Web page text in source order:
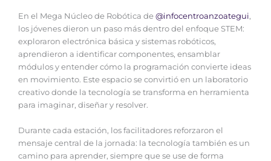
‎En el Mega Núcleo de Robótica de @infocentroanzoategui,
los jóvenes dieron un paso más dentro del enfoque STEM:
exploraron electrónica básica y sistemas robóticos,
aprendieron a identificar componentes, ensamblar
módulos y entender cómo la programación convierte ideas
en movimiento. Este espacio se convirtió en un laboratorio
creativo donde la tecnología se transforma en herramienta
para imaginar, diseñar y resolver.
‎Durante cada estación, los facilitadores reforzaron el
mensaje central de la jornada: la tecnología también es un
camino para aprender, siempre que se use de forma